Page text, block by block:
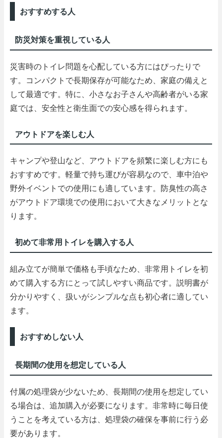
おすすめする人
防災対策を重視している人
災害時のトイレ問題を心配している方にはぴったりで
す。コンパクトで長期保存が可能なため、家庭の備えと
して最適です。特に、小さなお子さんや高齢者がいる家
庭では、安全性と衛生面での安心感を得られます。
アウトドアを楽しむ人
キャンプや登山など、アウトドアを頻繁に楽しむ方にも
おすすめです。軽量で持ち運びが容易なので、車中泊や
野外イベントでの使用にも適しています。防臭性の高さ
がアウトドア環境での使用において大きなメリットとな
ります。
初めて非常用トイレを購入する人
組み立てが簡単で価格も手頃なため、非常用トイレを初
めて購入する方にとって試しやすい商品です。説明書が
分かりやすく、扱いがシンプルな点も初心者に適してい
ます。
おすすめしない人
長期間の使用を想定している人
付属の処理袋が少ないため、長期間の使用を想定してい
る場合は、追加購入が必要になります。非常時に毎日使
うことを考えている方は、処理袋の確保を事前に行う必
要があります。